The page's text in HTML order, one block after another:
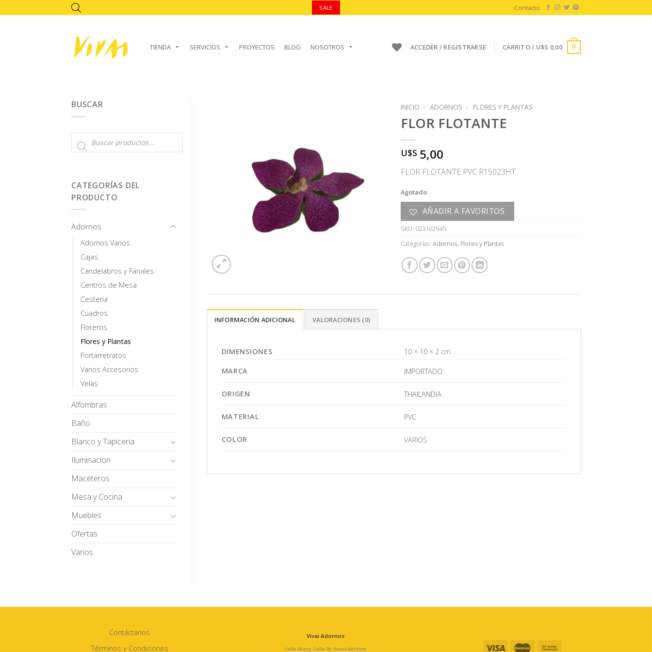
to
SALE Contacto
TIENDA SERVICIOS PROYECTOS BLOG NOSOTROS ACCEDER / REGISTRARSE CARRITO / U$S 0,00 0
BUSCAR
Búsqueda
de
CATEGORÍAS DEL
PRODUCTO
Adornos
Adornos Varios
Cajas
Candelabros y Fanales
Centros de Mesa
Cesteria
Cuadros
Floreros
Flores y Plantas
Portarretratos
Varios Accesorios
Velas
Alfombras
Baño
Blanco y Tapiceria
Iluminacion
Maceteros
Mesa y Cocina
Muebles
Ofertas
Varios
INICIO / ADORNOS / FLORES Y PLANTAS
FLOR FLOTANTE
U$S 5,00
FLOR FLOTANTE PVC R15023HT
Agotado
AÑADIR A FAVORITOS
SKU: 023102945
Categorías:Adornos, Flores y Plantas
INFORMACIÓN ADICIONAL VALORACIONES (0)
DIMENSIONES 10 × 10 × 2 cm
MARCA IMPORTADO
ORIGEN THAILANDIA
MATERIAL PVC
COLOR VARIOS
Contáctanos
Términos y Condiciones
Vivai Adornos
Calle 20 esq. Calle 30, Punta del Este.